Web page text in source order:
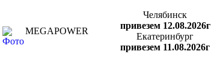
MEGAPOWER
Челябинск
привезем 12.08.2026г
Екатеринбург
привезем 11.08.2026г